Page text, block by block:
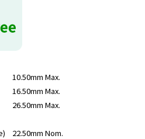
10.50mm Max.
16.50mm Max.
26.50mm Max.
22.50mm Nom.